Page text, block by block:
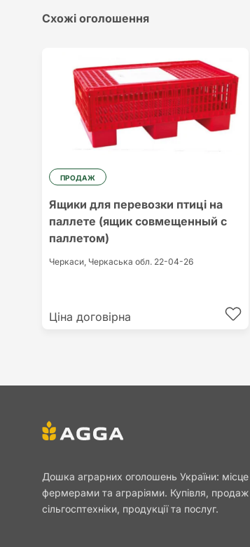
Схожі оголошення
ПРОДАЖ
Ящики для перевозки птиці на
паллете (ящик совмещенный с
паллетом)
Черкаси, Черкаська обл. 22-04-26
Ціна договірна
Дошка аграрних оголошень України: місце
фермерами та аграріями. Купівля,
сільгосптехніки, продукції та послуг.